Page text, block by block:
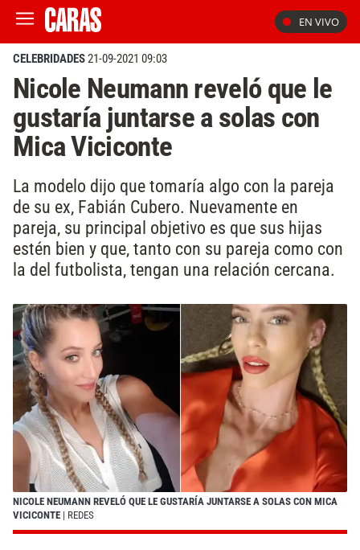
EN VIVO
CELEBRIDADES21-09-2021 09:03
Nicole Neumann reveló que le
gustaría juntarse a solas con
Mica Viciconte
La modelo dijo que tomaría algo con la pareja
de su ex, Fabián Cubero. Nuevamente en
pareja, su principal objetivo es que sus hijas
estén bien y que, tanto con su pareja como con
la del futbolista, tengan una relación cercana.
NICOLE NEUMANN REVELÓ QUE LE GUSTARÍA JUNTARSE A SOLAS CON MICA
VICICONTE | REDES